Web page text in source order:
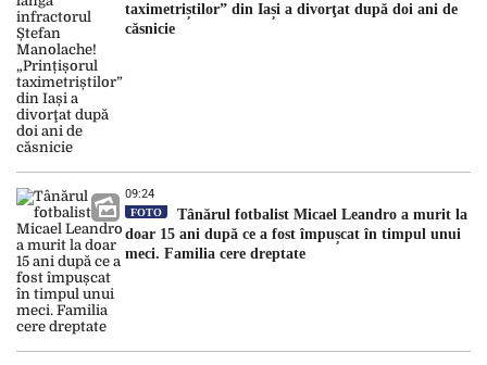
taximetriștilor” din Iași a divorţat după doi ani de
căsnicie
09:24
FOTO
Tânărul fotbalist Micael Leandro a murit la
doar 15 ani după ce a fost împușcat în timpul unui
meci. Familia cere dreptate